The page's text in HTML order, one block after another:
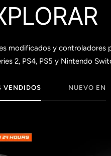
modificados y controladores
2, PS4, PS5 y Nintendo
VENDIDOS NUEVO EN